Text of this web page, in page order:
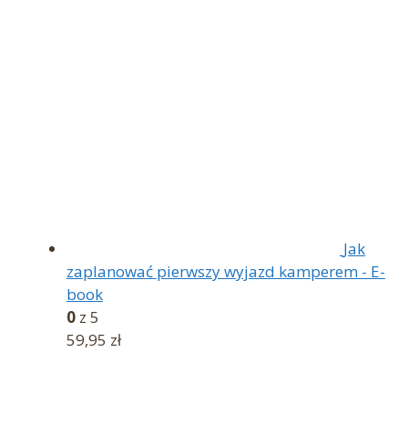
Jak
zaplanować pierwszy wyjazd kamperem - E-
book
0 z 5
59,95 zł